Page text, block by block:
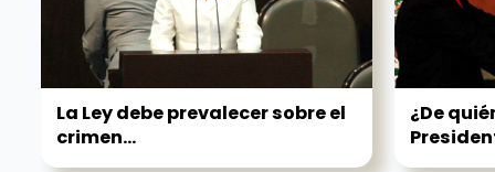
La Ley debe prevalecer sobre el
crimen...
¿De